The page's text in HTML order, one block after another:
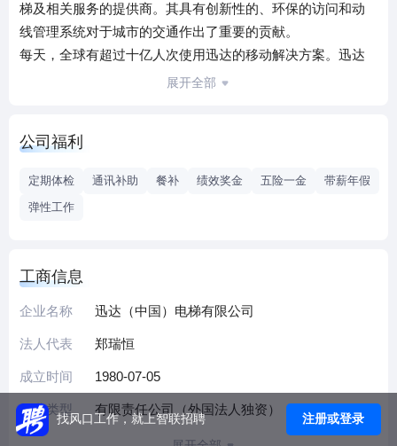
梯及相关服务的提供商。其具有创新性的、环保的访问和动
线管理系统对于城市的交通作出了重要的贡献。
每天，全球有超过十亿人次使用迅达的移动解决方案。迅达
的成功，离不开来自100多个国家54.000多名员工的辛勤付
业，并于2006年完成独资化，目前迅达中国为瑞士迅达集团
的高层地标、商业地产、公共交通等建筑做出了贡献；同时
国主要城市。2014年5月，位于上海嘉定的全球扶梯新工厂正
式投产，见证了瑞士迅达进一步扎根中国、立足长远的意
作为城市楼宇交通领域的领先雇主，迅达始终致力于成为一
个拥有多元化员工队伍并提供平等机会的公司。如果您已经
准备好了接受挑战，接触不同的文化，并且愿意在一个充满
活力和令人振奋的环境中工作，迅达就是您的首选。欢迎您
展开全部
公司福利
定期体检 通讯补助 餐补 绩效奖金 五险一金
带薪年假
弹性工作
工商信息
企业名称 迅达（中国）电梯有限公司
法人代表 郑瑞恒
成立时间 1980-07-05
企业类型 有限责任公司（外国法人独资）
找风口工作，就上智联招聘 注册或登录